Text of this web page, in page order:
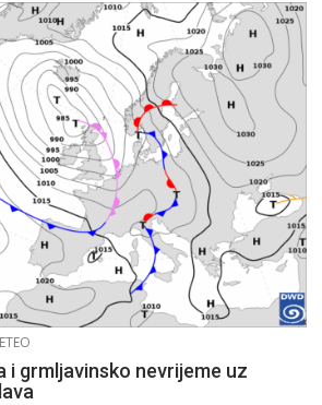
i grmljavinsko nevrijeme uz